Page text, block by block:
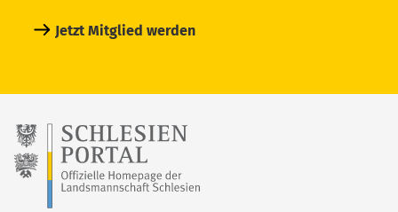
Jetzt Mitglied werden